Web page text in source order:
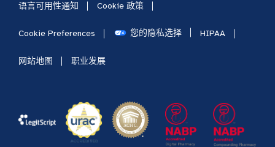
语言可用性通知 Cookie 政策
Cookie Preferences 您的隐私选择 HIPAA
网站地图 职业发展